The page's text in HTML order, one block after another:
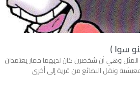
سوا )
المثل وهي أن شخصين كان لديهما حمار يعتمدان
ونقل البضائع من قرية إلى أخرى